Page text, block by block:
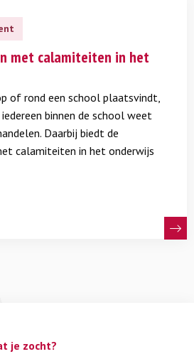
met calamiteiten in het
of rond een school plaatsvindt,
binnen de school weet
Daarbij biedt de
calamiteiten in het onderwijs
je zocht?